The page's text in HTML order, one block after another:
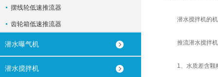
摆线轮低速推流器
齿轮箱低速推流器
潜水曝气机
潜水搅拌机
潜水搅拌机的机
推流潜水搅拌机
1、水质差含颗